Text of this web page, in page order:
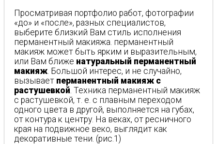
Просматривая портфолио работ, фотографии
«до» и «после», разных специалистов,
выберите близкий Вам стиль исполнения
перманентный макияжа. перманентный
макияж может быть ярким и выразительным,
или Вам ближе натуральный перманентный
макияж . Большой интерес, и не случайно,
вызывает перманентный макияж с
растушевкой . Техника перманентный макияж
с растушевкой, т. е. с плавным переходом
одного цвета в другой, выполняется на губах,
от контура к центру. На веках, от ресничного
края на подвижное веко, выглядит как
декоративные тени. (рис.1)